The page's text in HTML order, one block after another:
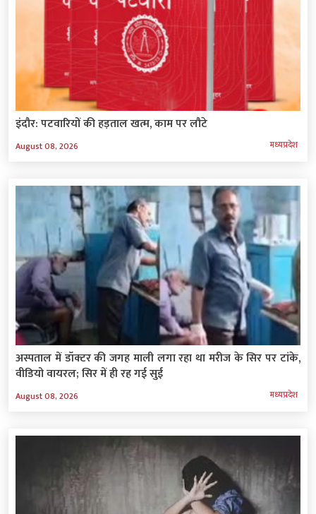
इंदौर: पटवारियों की हड़ताल खत्म, काम पर लौटे
August 08, 2026 मध्‍यप्रदेश
अस्पताल में डॉक्टर की जगह माली लगा रहा था मरीज के सिर पर टांके,
वीडियो वायरल; सिर में ही रह गई सुई
August 08, 2026 मध्‍यप्रदेश